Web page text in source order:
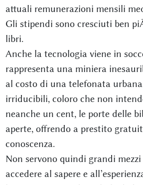
attuali remunerazioni mensili
Gli stipendi sono cresciuti ben
libri.
Anche la tecnologia viene in
rappresenta una miniera
al costo di una telefonata
irriducibili, coloro che non
neanche un cent, le porte delle
aperte, offrendo a prestito
conoscenza.
Non servono quindi grandi
accedere al sapere e